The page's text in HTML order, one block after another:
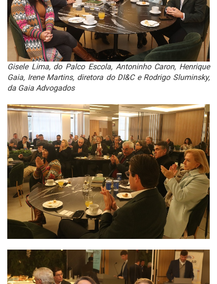
Gisele Lima, do Palco Escola, Antoninho Caron, Henrique
Gaia, Irene Martins, diretora do DI&C e Rodrigo Sluminsky,
da Gaia Advogados